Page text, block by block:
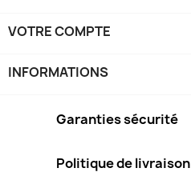
VOTRE COMPTE
INFORMATIONS
Garanties sécurité
Politique de livraison